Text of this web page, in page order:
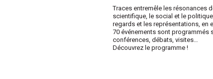
Traces entremêle les résonances
scientifique, le social et le
regards et les représentations,
70 événements sont programmés
conférences, débats, visites…
Découvrez le programme !